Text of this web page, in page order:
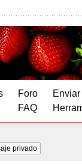
Foro
FAQ
privado